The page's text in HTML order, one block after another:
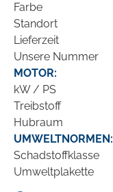
Farbe
Standort
Lieferzeit
Unsere Nummer
MOTOR:
kW / PS
Treibstoff
Hubraum
UMWELTNORMEN:
Schadstoffklasse
Umweltplakette